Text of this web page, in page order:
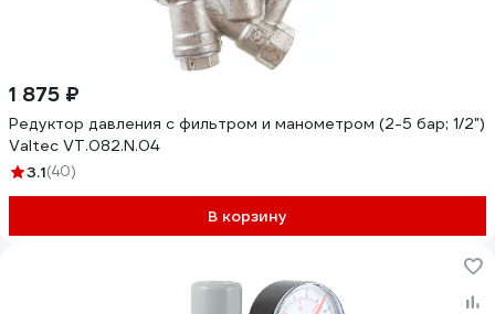
1 875 ₽
Редуктор давления с фильтром и манометром (2-5 бар; 1/2")
Valtec VT.082.N.04
3.1(40)
В корзину